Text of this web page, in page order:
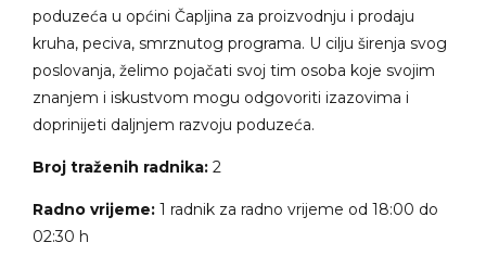
poduzeća u općini Čapljina za proizvodnju i prodaju
kruha, peciva, smrznutog programa. U cilju širenja svog
poslovanja, želimo pojačati svoj tim osoba koje svojim
znanjem i iskustvom mogu odgovoriti izazovima i
doprinijeti daljnjem razvoju poduzeća.
Broj traženih radnika: 2
Radno vrijeme: 1 radnik za radno vrijeme od 18:00 do
02:30 h